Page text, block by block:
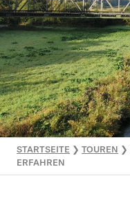
STARTSEITE ❯ TOUREN ❯
ERFAHREN